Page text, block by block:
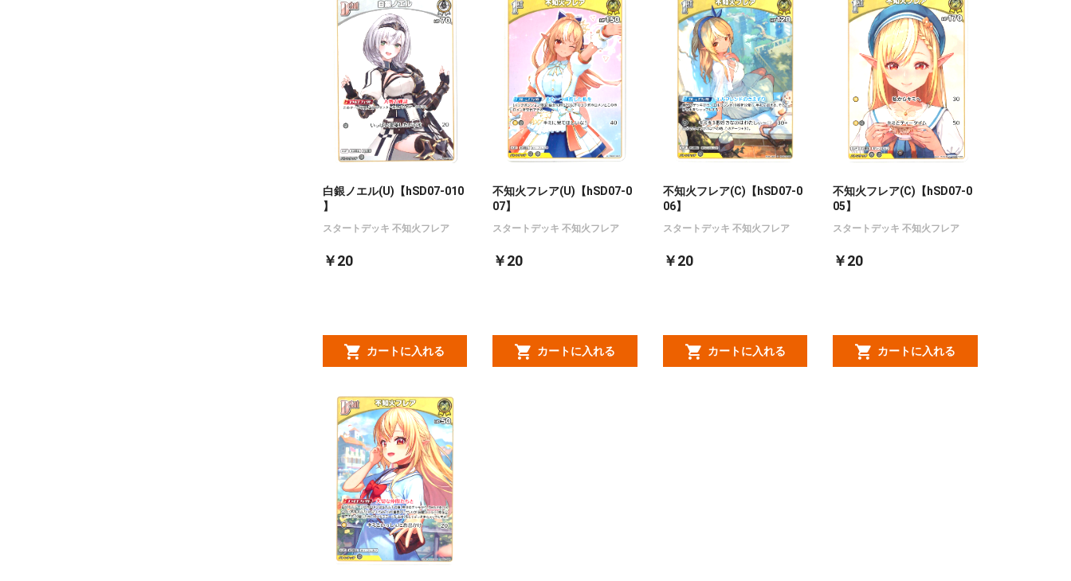
白銀ノエル(U)【hSD07-010
】
スタートデッキ 不知火フレア
￥20
カートに入れる
不知火フレア(U)【hSD07-0
07】
スタートデッキ 不知火フレア
￥20
カートに入れる
不知火フレア(C)【hSD07-0
06】
スタートデッキ 不知火フレア
￥20
カートに入れる
不知火フレア(C)【hSD07-0
05】
スタートデッキ 不知火フレア
￥20
カートに入れる